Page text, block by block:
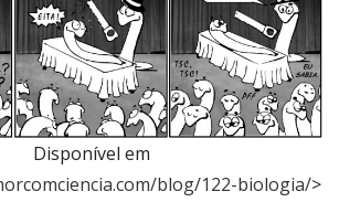
Disponível em
blog/122-biologia/>